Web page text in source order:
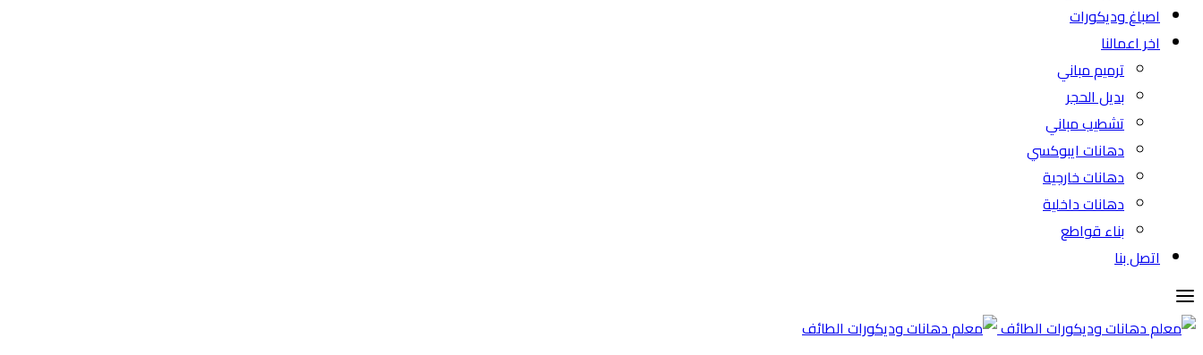
اصباغ وديكورات
اخر اعمالنا
ترميم مباني
بديل الحجر
تشطيب مباني
دهانات ايبوكسي
دهانات خارجية
دهانات داخلية
بناء قواطع
اتصل بنا